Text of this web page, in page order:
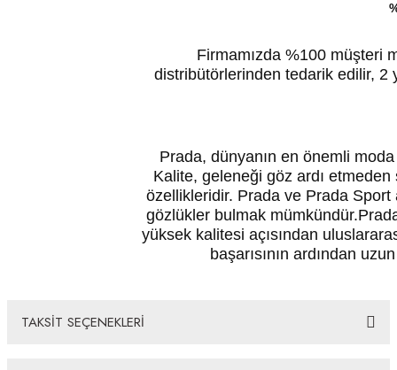
Firmamızda %100 müşteri
distribütörlerinden tedarik edilir, 2
Prada, dünyanın en önemli
Kalite, geleneği göz ardı
özellikleridir. Prada ve Prada Sport
gözlükler bulmak
yüksek kalitesi açısından
başarısının ardından
TAKSİT SEÇENEKLERİ